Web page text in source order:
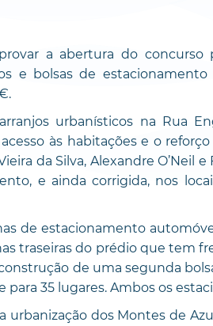
a abertura do
e bolsas de
urbanísticos na Rua
às habitações e o
da Silva, Alexandre O’Neil
e ainda corrigida, nos
de estacionamento
traseiras do prédio que tem
de uma segunda
para 35 lugares. Ambos os
urbanização dos Montes de